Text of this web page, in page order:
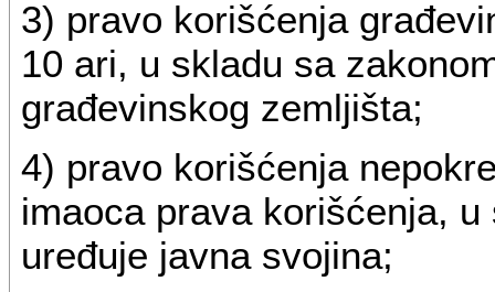
3) pravo korišćenja
10 ari, u skladu sa
građevinskog zemljišta;
4) pravo korišćenja
imaoca prava korišćenja,
uređuje javna svojina;